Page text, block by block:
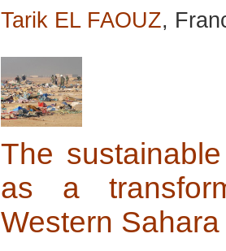
Tarik EL FAOUZ,
The
as a
Western